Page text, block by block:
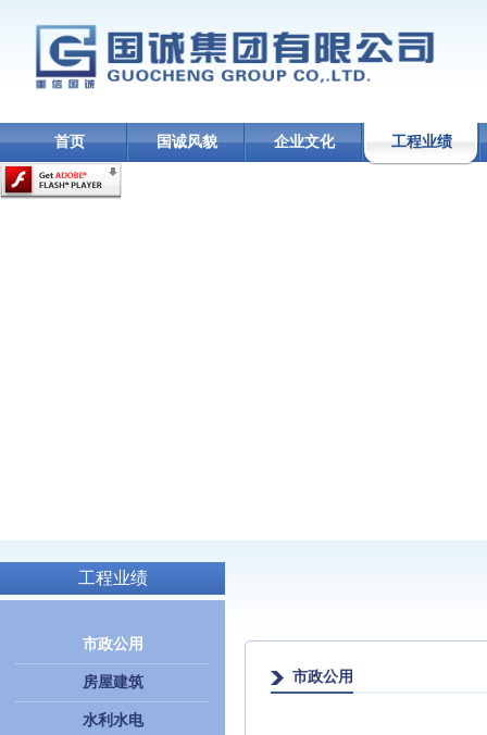
首页 国诚风貌 企业文化 工程业绩
工程业绩
市政公用
房屋建筑
水利水电
市政公用